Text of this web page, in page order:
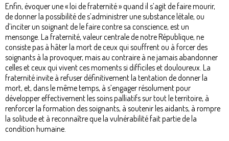
Enfin, évoquer une « loi de fraternité » quand il s’agit de faire mourir,
de donner la possibilité de s’administrer une substance létale, ou
d’inciter un soignant de le faire contre sa conscience, est un
mensonge. La fraternité, valeur centrale de notre République, ne
consiste pas à hâter la mort de ceux qui souffrent ou à forcer des
soignants à la provoquer, mais au contraire à ne jamais abandonner
celles et ceux qui vivent ces moments si difficiles et douloureux. La
fraternité invite à refuser définitivement la tentation de donner la
mort, et, dans le même temps, à s’engager résolument pour
développer effectivement les soins palliatifs sur tout le territoire, à
renforcer la formation des soignants, à soutenir les aidants, à rompre
la solitude et à reconnaître que la vulnérabilité fait partie de la
condition humaine.